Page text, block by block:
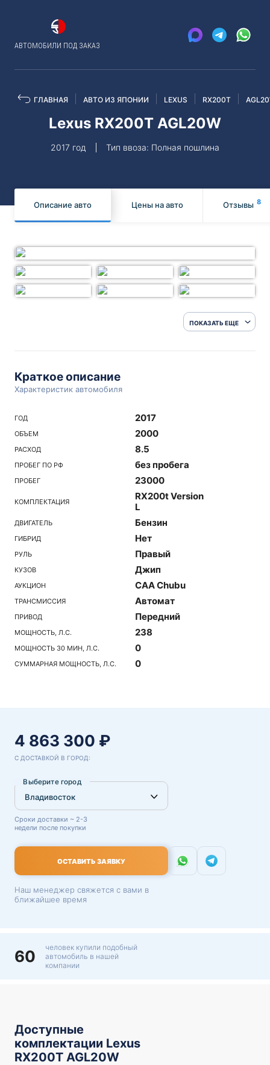
АВТОМОБИЛИ ПОД ЗАКАЗ
ГЛАВНАЯ АВТО ИЗ ЯПОНИИ LEXUS RX200T
Lexus RX200T AGL20W
2017 год Тип ввоза: Полная пошлина
Описание авто Цены на авто Отзывы 8
ПОКАЗАТЬ ЕЩЕ
Краткое описание
Характеристик автомобиля
ГОД 2017
ОБЪЕМ 2000
РАСХОД 8.5
ПРОБЕГ ПО РФ без пробега
ПРОБЕГ 23000
КОМПЛЕКТАЦИЯ
RX200t Version
L
ДВИГАТЕЛЬ Бензин
ГИБРИД Нет
РУЛЬ Правый
КУЗОВ Джип
АУКЦИОН CAA Chubu
ТРАНСМИССИЯ Автомат
ПРИВОД Передний
МОЩНОСТЬ, Л.С. 238
МОЩНОСТЬ 30 МИН, Л.С. 0
СУММАРНАЯ МОЩНОСТЬ, Л.С. 0
4 863 300 ₽
С ДОСТАВКОЙ В ГОРОД:
Выберите город
Сроки доставки ~ 2-3
недели после покупки
ОСТАВИТЬ ЗАЯВКУ
Наш менеджер свяжется с вами в
ближайшее время
60
человек купили подобный
автомобиль в нашей
компании
Доступные
комплектации Lexus
RX200T AGL20W